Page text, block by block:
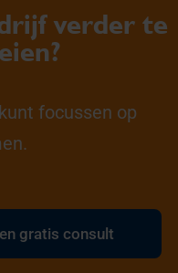
verder te
focussen op
gratis consult